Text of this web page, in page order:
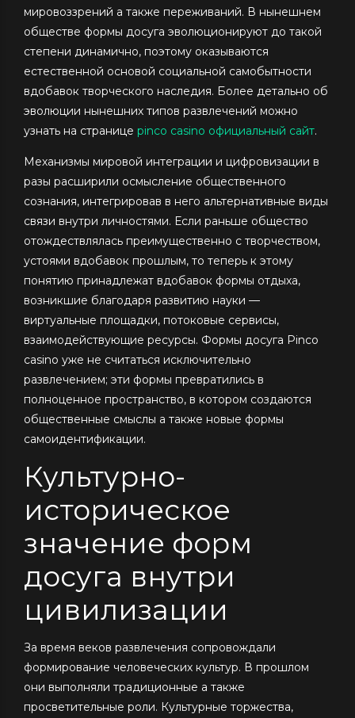
мировоззрений а также переживаний. В нынешнем
обществе формы досуга эволюционируют до такой
степени динамично, поэтому оказываются
естественной основой социальной самобытности
вдобавок творческого наследия. Более детально об
эволюции нынешних типов развлечений можно
узнать на странице pinco casino официальный сайт.
Механизмы мировой интеграции и цифровизации в
разы расширили осмысление общественного
сознания, интегрировав в него альтернативные виды
связи внутри личностями. Если раньше общество
отождествлялась преимущественно с творчеством,
устоями вдобавок прошлым, то теперь к этому
понятию принадлежат вдобавок формы отдыха,
возникшие благодаря развитию науки —
виртуальные площадки, потоковые сервисы,
взаимодействующие ресурсы. Формы досуга Pinco
casino уже не считаться исключительно
развлечением; эти формы превратились в
полноценное пространство, в котором создаются
общественные смыслы а также новые формы
самоидентификации.
Культурно-
историческое
значение форм
досуга внутри
цивилизации
За время веков развлечения сопровождали
формирование человеческих культур. В прошлом
они выполняли традиционные а также
просветительные роли. Культурные торжества,